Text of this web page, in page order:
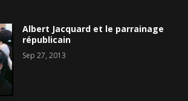
Albert Jacquard et le parrainage
républicain
Sep 27, 2013